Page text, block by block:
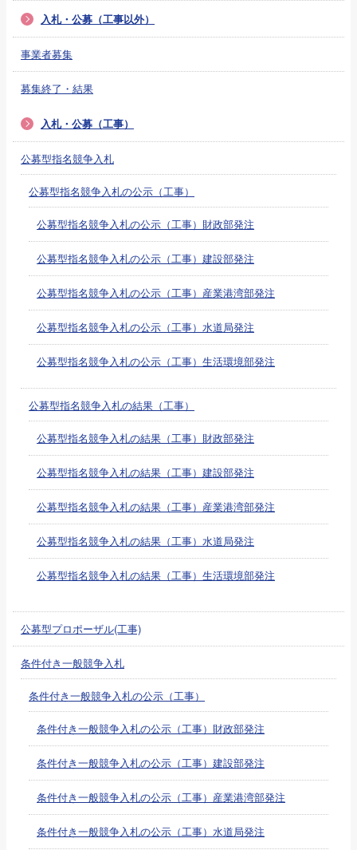
入札・公募（工事以外）
事業者募集
募集終了・結果
入札・公募（工事）
公募型指名競争入札
公募型指名競争入札の公示（工事）
公募型指名競争入札の公示（工事）財政部発注
公募型指名競争入札の公示（工事）建設部発注
公募型指名競争入札の公示（工事）産業港湾部発注
公募型指名競争入札の公示（工事）水道局発注
公募型指名競争入札の公示（工事）生活環境部発注
公募型指名競争入札の結果（工事）
公募型指名競争入札の結果（工事）財政部発注
公募型指名競争入札の結果（工事）建設部発注
公募型指名競争入札の結果（工事）産業港湾部発注
公募型指名競争入札の結果（工事）水道局発注
公募型指名競争入札の結果（工事）生活環境部発注
公募型プロポーザル(工事)
条件付き一般競争入札
条件付き一般競争入札の公示（工事）
条件付き一般競争入札の公示（工事）財政部発注
条件付き一般競争入札の公示（工事）建設部発注
条件付き一般競争入札の公示（工事）産業港湾部発注
条件付き一般競争入札の公示（工事）水道局発注